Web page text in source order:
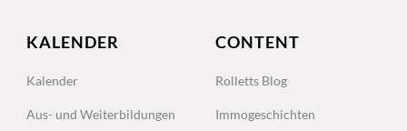
KALENDER
Kalender
Aus- und Weiterbildungen
CONTENT
Rolletts Blog
Immogeschichten